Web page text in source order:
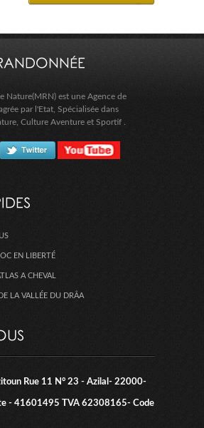
Nature(MRN) est une Agence de
par l'Etat, Spécialisée dans
Culture Aventure et Sportif .
EN LIBERTÉ
A CHEVAL
LA VALLÉE DU DRÂA
Rue 11 N° 23 - Azilal- 22000-
- 41601495 TVA 62308165- Code